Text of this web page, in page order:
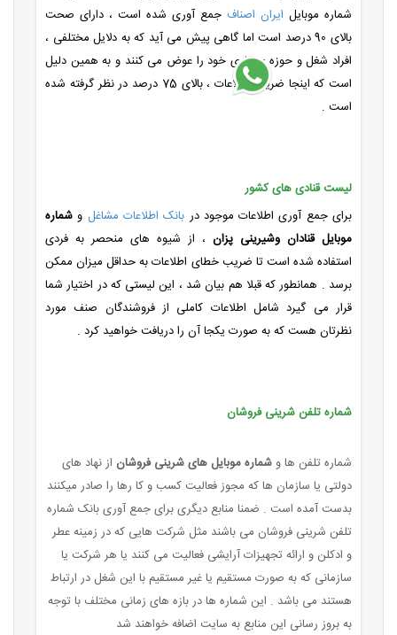
شماره موبایل ایران اصناف جمع آوری شده است ، دارای صحت
بالای 90 درصد است اما گاهی پیش می آید که به دلایل مختلفی ،
افراد شغل و حوزه ی کاری خود را عوض می کنند و به همین دلیل
است که اینجا ضریب اطلاعات ، بالای 75 درصد در نظر گرفته شده
است .
لیست قنادی های کشور
برای جمع آوری اطلاعات موجود در بانک اطلاعات مشاغل و شماره
موبایل قنادان وشیرینی پزان ، از شیوه های منحصر به فردی
استفاده شده است تا ضریب خطای اطلاعات به حداقل میزان ممکن
برسد . همانطور که قبلا هم بیان شد ، این لیستی که در اختیار شما
قرار می گیرد شامل اطلاعات کاملی از فروشندگان صنف مورد
نظرتان هست که به صورت یکجا آن را دریافت خواهید کرد .
شماره تلفن شرینی فروشان
شماره تلفن ها و شماره موبایل های شرینی فروشان از نهاد های
دولتی یا سازمان ها که مجوز فعالیت کسب و کا رها را صادر میکنند
بدست آمده است . ضمنا منابع دیگری برای جمع آوری بانک شماره
تلفن شرینی فروشان می باشند مثل شرکت هایی که در زمینه عطر
و ادکلن و ارائه تجهیزات آرایشی فعالیت می کنند یا هر شرکت یا
سازمانی که به صورت مستقیم یا غیر مستقیم با این شغل در ارتباط
هستند می باشد . این شماره ها در بازه های زمانی مختلف با توجه
به بروز رسانی این منابع به سایت اضافه خواهند شد